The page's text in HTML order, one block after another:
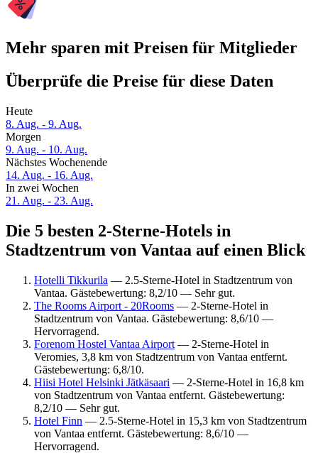
Mehr sparen mit Preisen für Mitglieder
Überprüfe die Preise für diese Daten
Heute
8. Aug. - 9. Aug.
Morgen
9. Aug. - 10. Aug.
Nächstes Wochenende
14. Aug. - 16. Aug.
In zwei Wochen
21. Aug. - 23. Aug.
Die 5 besten 2-Sterne-Hotels in
Stadtzentrum von Vantaa auf einen Blick
Hotelli Tikkurila — 2.5-Sterne-Hotel in Stadtzentrum von
Vantaa. Gästebewertung: 8,2/10 — Sehr gut.
The Rooms Airport - 20Rooms — 2-Sterne-Hotel in
Stadtzentrum von Vantaa. Gästebewertung: 8,6/10 —
Hervorragend.
Forenom Hostel Vantaa Airport — 2-Sterne-Hotel in
Veromies, 3,8 km von Stadtzentrum von Vantaa entfernt.
Gästebewertung: 6,8/10.
Hiisi Hotel Helsinki Jätkäsaari — 2-Sterne-Hotel in 16,8 km
von Stadtzentrum von Vantaa entfernt. Gästebewertung:
8,2/10 — Sehr gut.
Hotel Finn — 2.5-Sterne-Hotel in 15,3 km von Stadtzentrum
von Vantaa entfernt. Gästebewertung: 8,6/10 —
Hervorragend.